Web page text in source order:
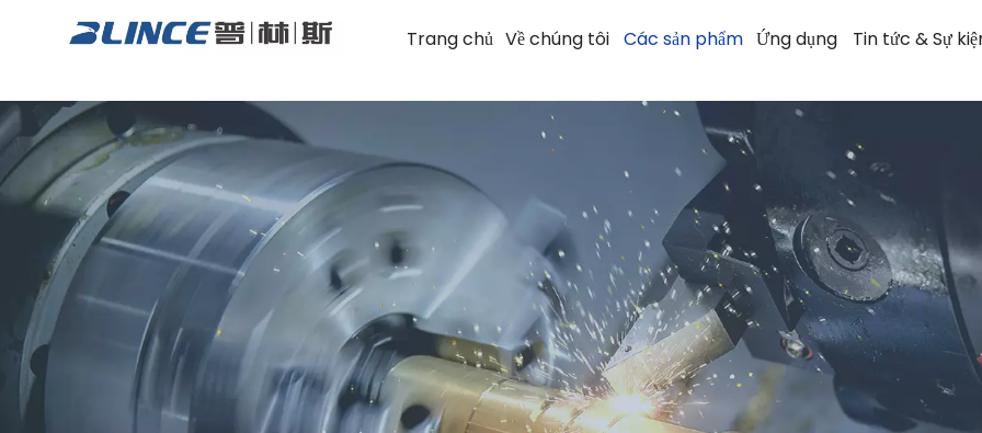
Trang chủ Về chúng tôi Các sản phẩm Ứng dụng Tin tức & Sự